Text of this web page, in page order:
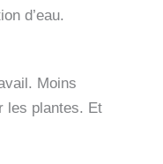
d’eau.
Moins
les plantes. Et